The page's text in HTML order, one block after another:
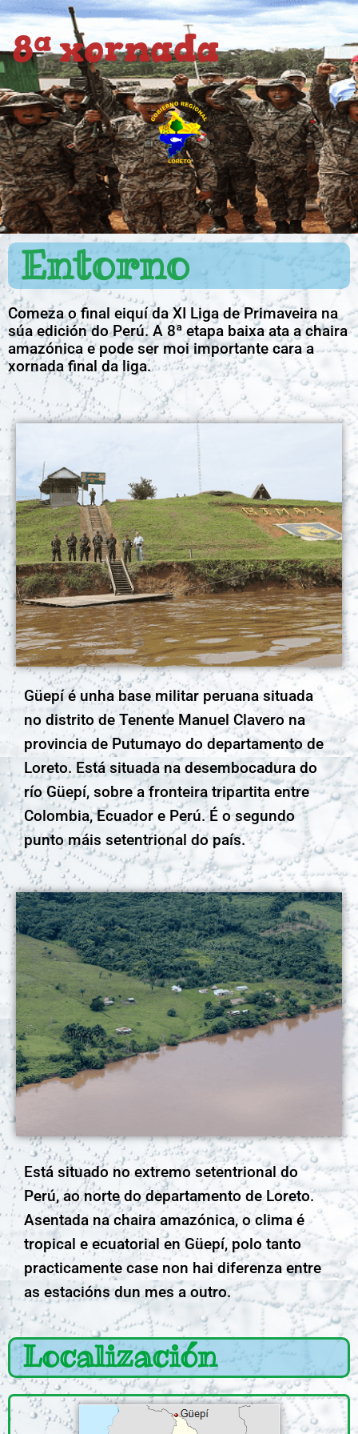
ao
contido
8ª xornada
Entorno
Comeza o final eiquí da XI Liga de Primaveira na
súa edición do Perú. A 8ª etapa baixa ata a chaira
amazónica e pode ser moi importante cara a
xornada final da liga.
Güepí é unha base militar peruana situada
no distrito de Tenente Manuel Clavero na
provincia de Putumayo do departamento de
Loreto. Está situada na desembocadura do
río Güepí, sobre a fronteira tripartita entre
Colombia, Ecuador e Perú. É o segundo
punto máis setentrional do país.
Está situado no extremo setentrional do
Perú, ao norte do departamento de Loreto.
Asentada na chaira amazónica, o clima é
tropical e ecuatorial en Güepí, polo tanto
practicamente case non hai diferenza entre
as estacións dun mes a outro.
Localización